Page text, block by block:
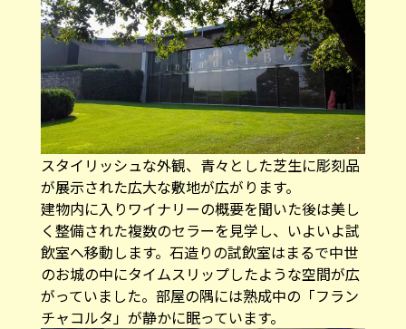
スタイリッシュな外観、青々とした芝生に彫刻品
が展示された広大な敷地が広がります。
建物内に入りワイナリーの概要を聞いた後は美し
く整備された複数のセラーを見学し、いよいよ試
飲室へ移動します。石造りの試飲室はまるで中世
のお城の中にタイムスリップしたような空間が広
がっていました。部屋の隅には熟成中の「フラン
チャコルタ」が静かに眠っています。